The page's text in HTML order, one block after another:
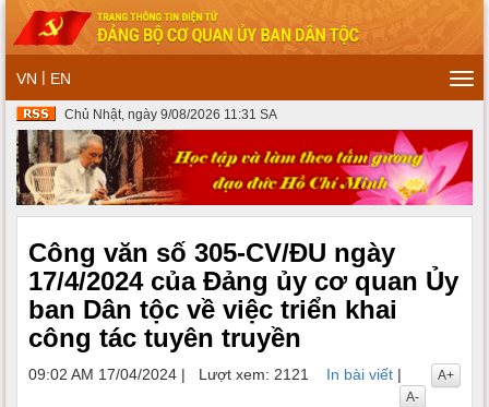
VN | EN
Chủ Nhật, ngày 9/08/2026 11:31 SA
Công văn số 305-CV/ĐU ngày
17/4/2024 của Đảng ủy cơ quan Ủy
ban Dân tộc về việc triển khai
công tác tuyên truyền
09:02 AM 17/04/2024 | Lượt xem: 2121 In bài viết |
A+
A-